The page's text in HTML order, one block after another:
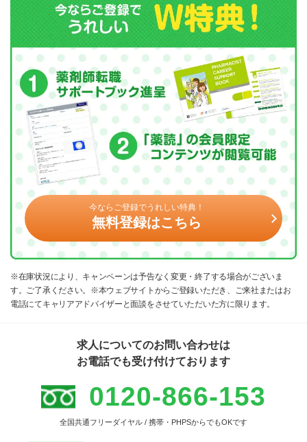
今ならご登録でうれしい特典！
無料登録はこちら
※在庫状況により、キャンペーンは予告なく変更・終了する場合がございま
す。ご了承ください。※本ウェブサイトからご登録いただき、ご来社またはお
電話にてキャリアアドバイザーと面談をさせていただいた方に限ります。
求人についてのお問い合わせは
お電話でも受け付けております
0120-866-153
全国共通フリーダイヤル / 携帯・PHPSからでもOKです